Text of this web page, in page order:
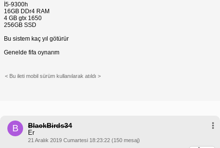
İ5-9300h
16GB DDr4 RAM
4 GB gtx 1650
256GB SSD
Bu sistem kaç yıl götürür
Genelde fifa oynarım
< Bu ileti mobil sürüm kullanılarak atıldı >
B BlackBirds34
Er
21 Aralık 2019 Cumartesi 18:23:22 (150 mesaj)